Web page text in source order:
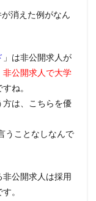
消えた例がなん
」は非公開求人が
非公開求人で大学
ね。
方は、こちらを優
うことなしなんで
公開求人は採用
。